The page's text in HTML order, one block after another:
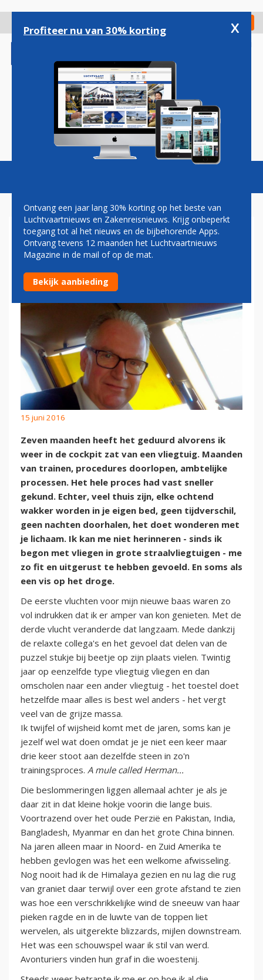
gaan
Check in
Magazine Podcasts Vacatures
HERMAN MATEBOER: TAKE
OFF!!
15 juni 2016
Zeven maanden heeft het geduurd alvorens ik
weer in de cockpit zat van een vliegtuig. Maanden
van trainen, procedures doorlopen, ambtelijke
processen. Het hele proces had vast sneller
gekund. Echter, veel thuis zijn, elke ochtend
wakker worden in je eigen bed, geen tijdverschil,
geen nachten doorhalen, het doet wonderen met
je lichaam. Ik kan me niet herinneren - sinds ik
begon met vliegen in grote straalvliegtuigen - me
zo fit en uitgerust te hebben gevoeld. En soms als
een vis op het droge.
De eerste vluchten voor mijn nieuwe baas waren zo
vol indrukken dat ik er amper van kon genieten. Met de
derde vlucht veranderde dat langzaam. Mede dankzij
de relaxte collega's en het gevoel dat delen van de
puzzel stukje bij beetje op zijn plaats vielen. Twintig
jaar op eenzelfde type vliegtuig vliegen en dan
omscholen naar een ander vliegtuig - het toestel doet
hetzelfde maar alles is best wel anders - het vergt
veel van de grijze massa.
Ik twijfel of wijsheid komt met de jaren, soms kan je
jezelf wel wat doen omdat je je niet een keer maar
drie keer stoot aan dezelfde steen in zo'n
trainingsproces. A mule called Herman...
Die beslommeringen liggen allemaal achter je als je
daar zit in dat kleine hokje voorin die lange buis.
Voortrazend over het oude Perzië en Pakistan, India,
Bangladesh, Myanmar en dan het grote China binnen.
Na jaren alleen maar in Noord- en Zuid Amerika te
hebben gevlogen was het een welkome afwisseling.
Nog nooit had ik de Himalaya gezien en nu lag die rug
van graniet daar terwijl over een grote afstand te zien
was hoe een verschrikkelijke wind de sneeuw van haar
pieken ragde en in de luwte van de toppen liet
wervelen, als uitgerekte blizzards, mijlen downstream.
Het was een schouwspel waar ik stil van werd.
Avonturiers vinden hun graf in die woestenij.
Profiteer nu van 30% korting x
Ontvang een jaar lang 30% korting op het beste van
Luchtvaartnieuws en Zakenreisnieuws. Krijg onbeperkt
toegang tot al het nieuws en de bijbehorende Apps.
Ontvang tevens 12 maanden het Luchtvaartnieuws
Magazine in de mail of op de mat.
Bekijk aanbieding